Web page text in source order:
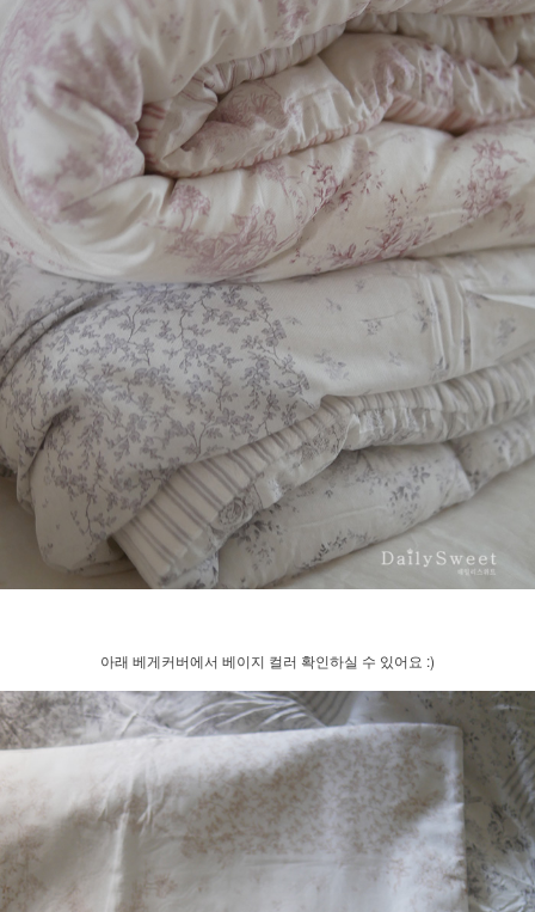
아래 베게커버에서 베이지 컬러 확인하실 수 있어요 :)